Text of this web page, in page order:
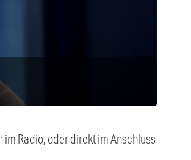
Radio, oder direkt im Anschluss